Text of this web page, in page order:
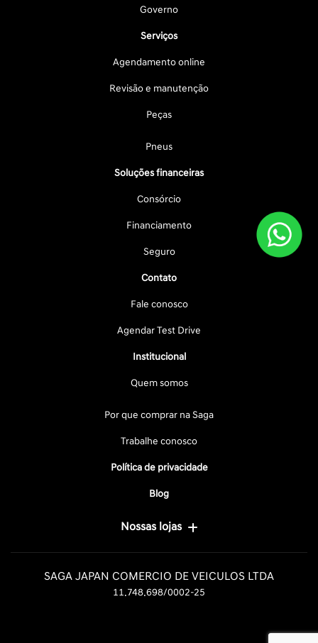
Governo
Serviços
Agendamento online
Revisão e manutenção
Peças
Pneus
Soluções financeiras
Consórcio
Financiamento
Seguro
Contato
Fale conosco
Agendar Test Drive
Institucional
Quem somos
Por que comprar na Saga
Trabalhe conosco
Política de privacidade
Blog
Nossas lojas
SAGA JAPAN COMERCIO DE VEICULOS LTDA
11.748.698/0002-25